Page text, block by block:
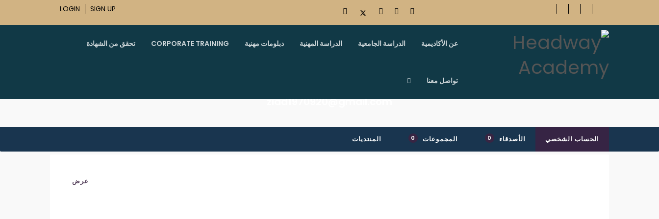
LOGIN SIGN UP
عن الأكاديمية الدراسة الجامعية الدراسة المهنية دبلومات مهنية CORPORATE TRAINING تحقق من الشهادة
تواصل معنا
ziad1970920@gmail.com
الحساب الشخصي الأصدقاء 0 المجموعات 0 المنتديات
عرض